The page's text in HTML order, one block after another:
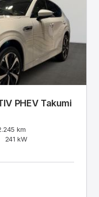
PHEV Takumi
km
241 kW